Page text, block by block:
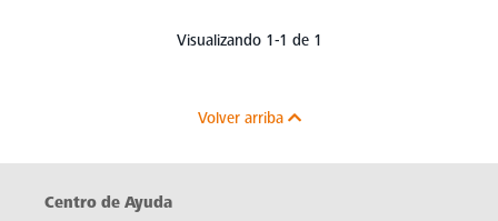
Visualizando 1-1 de 1
Volver arriba
Centro de Ayuda